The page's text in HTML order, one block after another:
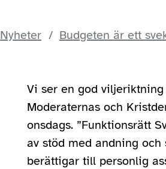
Nyheter Budgeten är ett
Vi ser en god
Moderaternas och
onsdags. ”Funktionsrätt
av stöd med andning
berättigar till personlig